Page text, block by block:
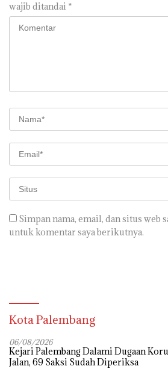
wajib ditandai *
Simpan nama, email, dan situs web
untuk komentar saya berikutnya.
Kota Palembang
06/08/2026
Kejari Palembang Dalami Dugaan
Jalan, 69 Saksi Sudah Diperiksa